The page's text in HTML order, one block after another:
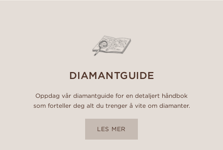
DIAMANTGUIDE
Oppdag vår diamantguide for en detaljert håndbok
som forteller deg alt du trenger å vite om diamanter.
LES MER